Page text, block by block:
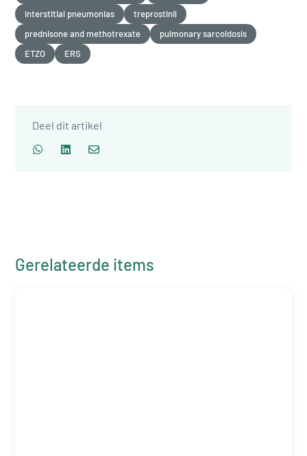
interstitial pneumonias
treprostinil
prednisone and methotrexate
pulmonary sarcoidosis
ETZO
ERS
Deel dit artikel
Gerelateerde items